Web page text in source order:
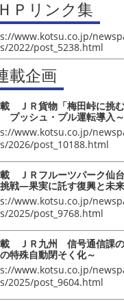
Ｐリンク集
www.kotsu.co.jp/
2022/post_5238.html
載企画
ＪＲ貨物「梅田峠に挑
プッシュ・プル運転導入～
www.kotsu.co.jp/
2026/post_10188.html
ＪＲフルーツパーク仙
戦―果実に託す復興と未
www.kotsu.co.jp/
2025/post_9768.html
ＪＲ九州 信号通信課の
特殊自動閉そく化～
www.kotsu.co.jp/
2025/post_9604.html